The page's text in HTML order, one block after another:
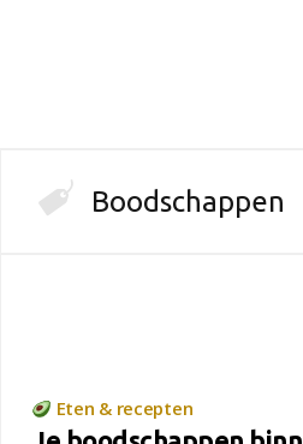
Boodschappen
Eten & recepten